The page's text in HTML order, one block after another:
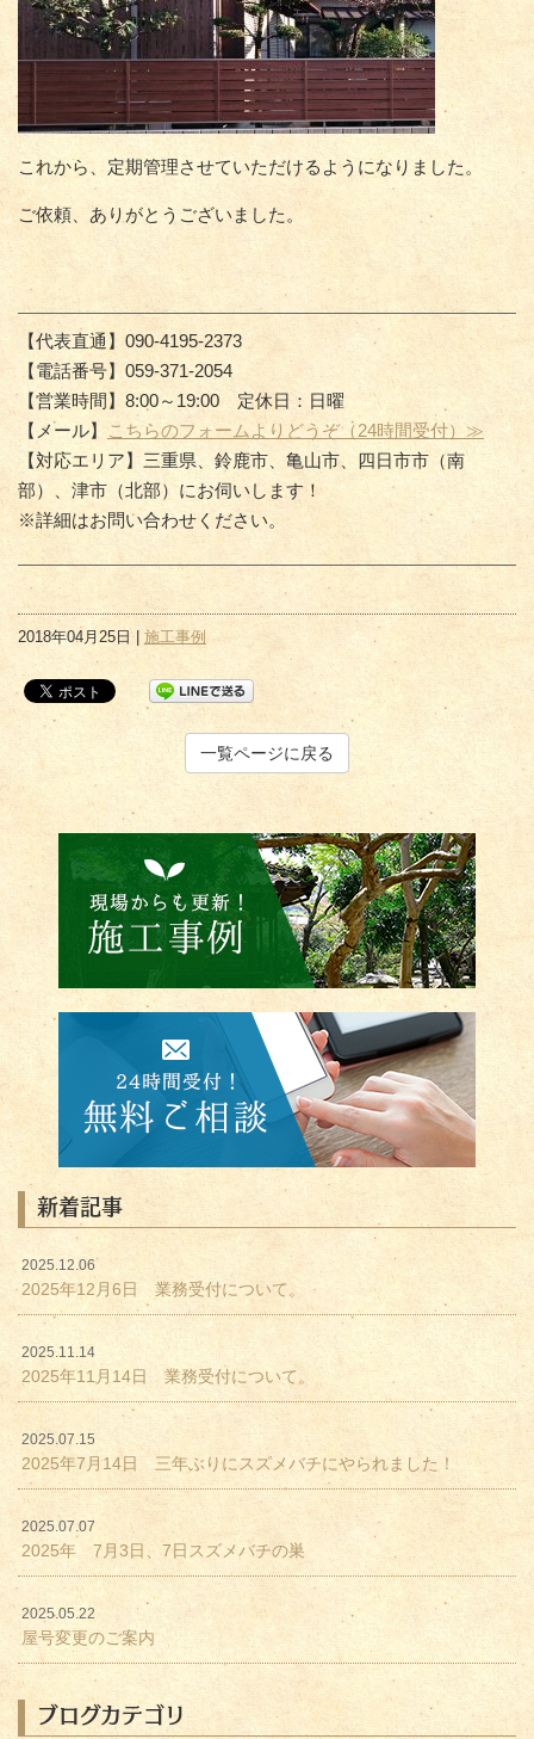
これから、定期管理させていただけるようになりました。
ご依頼、ありがとうございました。
【代表直通】090-4195-2373
【電話番号】059-371-2054
【営業時間】8:00～19:00 定休日：日曜
【メール】
こちらのフォームよりどうぞ（24時間受付）≫
【対応エリア】三重県、鈴鹿市、亀山市、四日市市（南
部）、津市（北部）にお伺いします！
※詳細はお問い合わせください。
2018年04月25日 | 施工事例
一覧ページに戻る
新着記事
2025.12.06
2025年12月6日 業務受付について。
2025.11.14
2025年11月14日 業務受付について。
2025.07.15
2025年7月14日 三年ぶりにスズメバチにやられました！
2025.07.07
2025年 7月3日、7日スズメバチの巣
2025.05.22
屋号変更のご案内
ブログカテゴリ